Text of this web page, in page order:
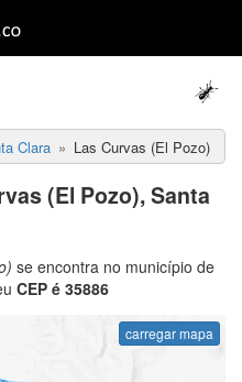
Clara Las Curvas (El Pozo)
(El Pozo), Santa
se encontra no município de
CEP é 35886
carregar mapa